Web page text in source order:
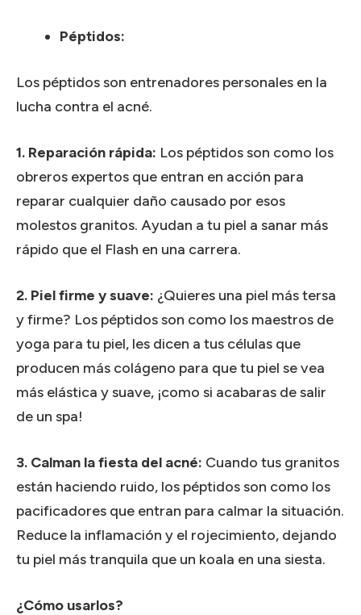
Péptidos:
Los péptidos son entrenadores personales en la
lucha contra el acné.
1. Reparación rápida: Los péptidos son como los
obreros expertos que entran en acción para
reparar cualquier daño causado por esos
molestos granitos. Ayudan a tu piel a sanar más
rápido que el Flash en una carrera.
2. Piel firme y suave: ¿Quieres una piel más tersa
y firme? Los péptidos son como los maestros de
yoga para tu piel, les dicen a tus células que
producen más colágeno para que tu piel se vea
más elástica y suave, ¡como si acabaras de salir
de un spa!
3. Calman la fiesta del acné: Cuando tus granitos
están haciendo ruido, los péptidos son como los
pacificadores que entran para calmar la situación.
Reduce la inflamación y el rojecimiento, dejando
tu piel más tranquila que un koala en una siesta.
¿Cómo usarlos?